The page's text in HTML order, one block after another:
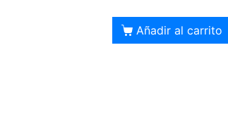
Añadir al carrito